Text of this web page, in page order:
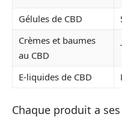
Gélules de CBD
Crèmes et baumes
au CBD
E-liquides de CBD
Chaque produit a